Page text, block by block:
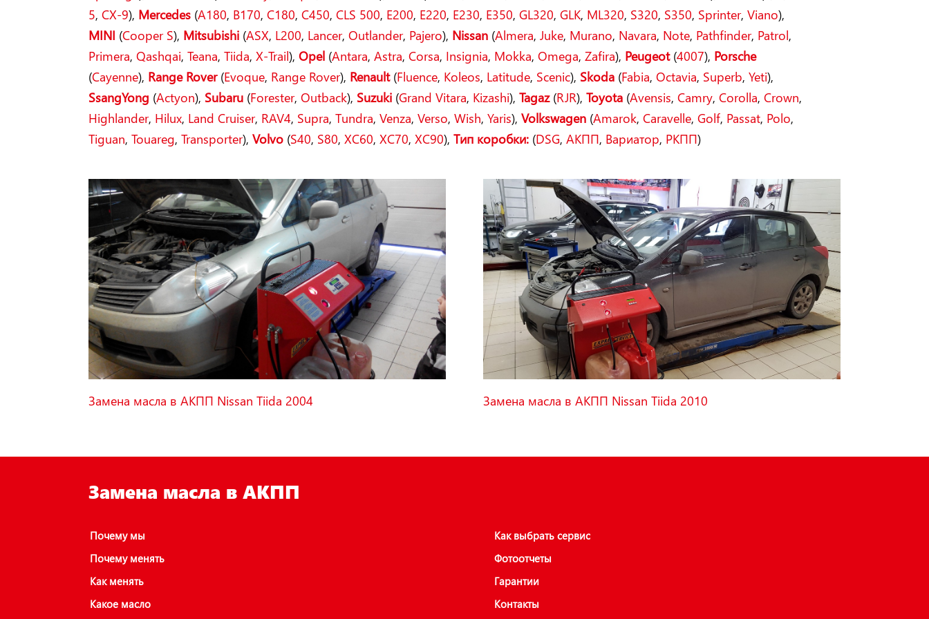
5,CX-9), Mercedes (A180, B170,C180,C450,CLS 500, E200, E220, E230, E350,GL320,GLK, ML320, S320, S350, Sprinter,Viano),
MINI (Cooper S), Mitsubishi (ASX, L200, Lancer,Outlander, Pajero), Nissan (Almera,Juke, Murano, Navara, Note, Pathfinder, Patrol,
Primera,Qashqai,Teana,Tiida,X-Trail), Opel (Antara,Astra,Corsa, Insignia, Mokka,Omega,Zafira), Peugeot(4007), Porsche
(Cayenne), Range Rover(Evoque, Range Rover), Renault(Fluence, Koleos, Latitude, Scenic), Skoda (Fabia,Octavia, Superb,Yeti),
SsangYong (Actyon), Subaru (Forester,Outback), Suzuki (Grand Vitara, Kizashi), Tagaz(RJR), Toyota (Avensis,Camry,Corolla,Crown,
Highlander, Hilux, Land Cruiser, RAV4, Supra,Tundra,Venza,Verso,Wish,Yaris), Volkswagen (Amarok,Caravelle,Golf, Passat, Polo,
Tiguan,Touareg,Transporter), Volvo (S40, S80,XC60,XC70,XC90), Тип коробки: (DSG,АКПП, Вариатор, РКПП)
Замена масла в АКПП Nissan Tiida 2004 Замена масла в АКПП Nissan Tiida 2010
Замена масла в АКПП
Почему мы
Почему менять
Как менять
Какое масло
Как выбрать сервис
Фотоотчеты
Гарантии
Контакты